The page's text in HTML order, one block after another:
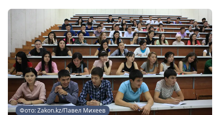
Фото: Zakon.kz/Павел Михеев